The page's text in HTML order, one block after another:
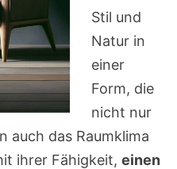
Stil und
Natur in
einer
Form, die
nicht nur
auch das Raumklima
ihrer Fähigkeit, einen